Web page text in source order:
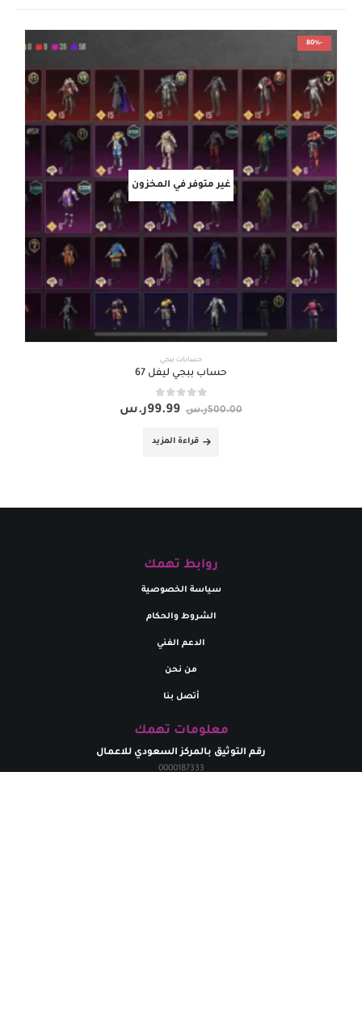
-80%
غير متوفر في المخزون
حسابات ببجي
حساب ببجي ليفل 67
500.00ر.س 99.99ر.س
قراءة المزيد
روابط تهمك
سياسة الخصوصية
الشروط والحكام
الدعم الفني
من نحن
أتصل بنا
معلومات تهمك
رقم التوثيق بالمركز السعودي للاعمال
0000187333